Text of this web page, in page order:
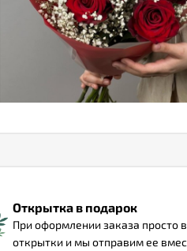
Открытка в подарок
При оформлении заказа просто
открытки и мы отправим ее